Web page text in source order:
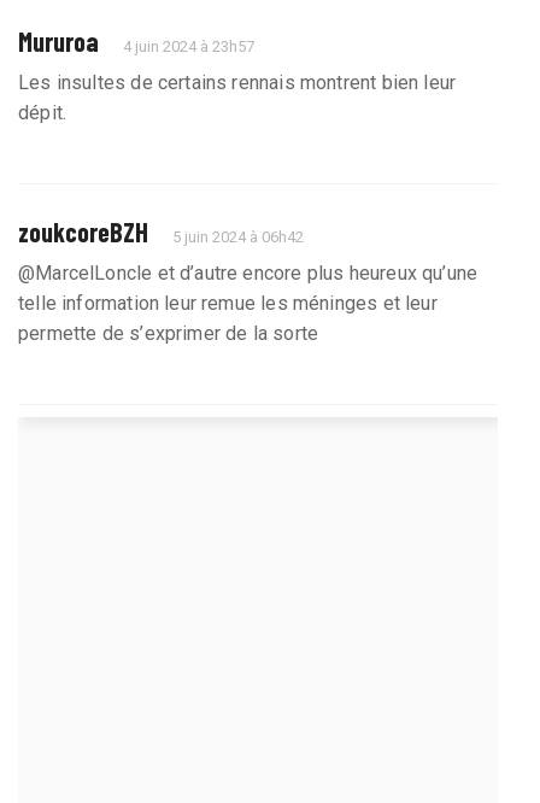
Mururoa 4 juin 2024 à 23h57
Les insultes de certains rennais montrent bien leur
dépit.
zoukcoreBZH 5 juin 2024 à 06h42
@MarcelLoncle et d’autre encore plus heureux qu’une
telle information leur remue les méninges et leur
permette de s’exprimer de la sorte